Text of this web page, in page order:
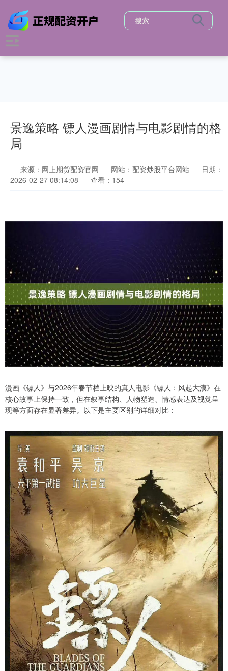
景逸策略 镖人漫画剧情与电影剧情的格
局
来源：网上期货配资官网 网站：配资炒股平台网站
日期：
2026-02-27 08:14:08
查看：154
漫画《镖人》与2026年春节档上映的真人电影《镖人：风起大漠》在
核心故事上保持一致，但在叙事结构、人物塑造、情感表达及视觉呈
现等方面存在显著差异。以下是主要区别的详细对比：